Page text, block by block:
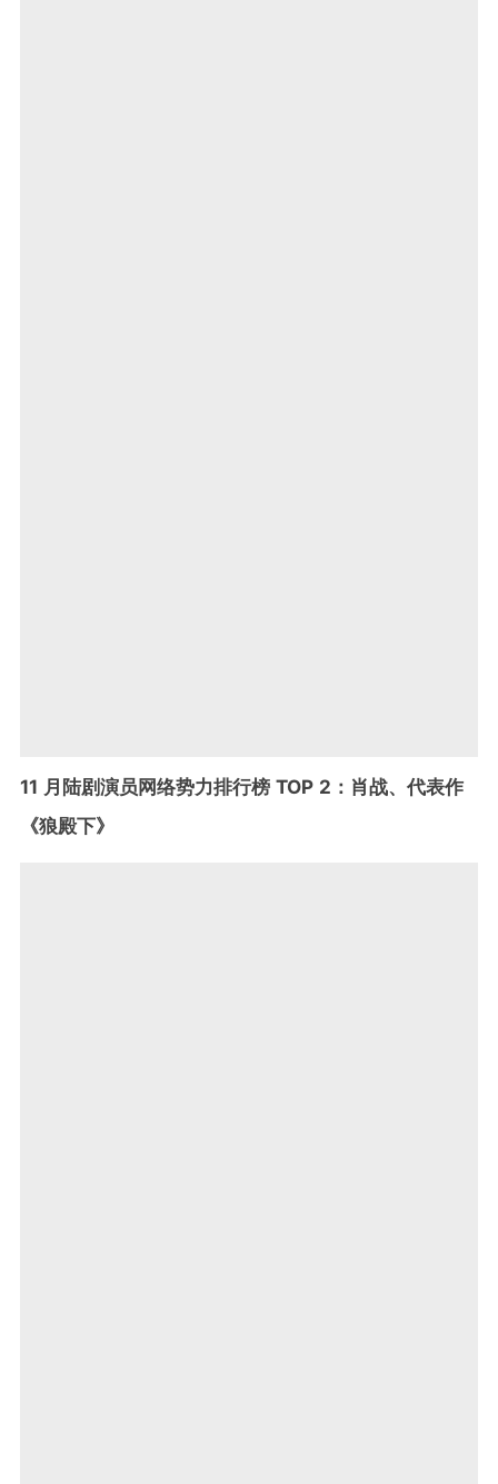
11 月陆剧演员网络势力排行榜 TOP 2：肖战、代表作
《狼殿下》